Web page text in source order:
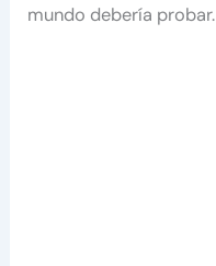
mundo debería probar.